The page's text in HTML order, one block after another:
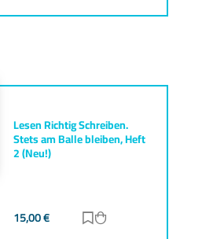
Lesen Richtig Schreiben.
Stets am Balle bleiben, Heft
2 (Neu!)
15,00€ Zur Merkliste